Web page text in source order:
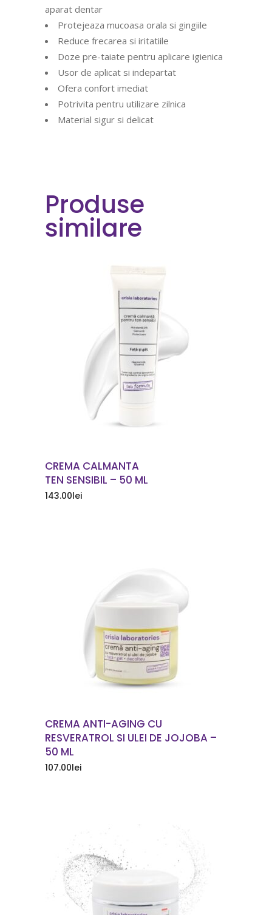
aparat dentar
Protejeaza mucoasa orala si gingiile
Reduce frecarea si iritatiile
Doze pre-taiate pentru aplicare igienica
Usor de aplicat si indepartat
Ofera confort imediat
Potrivita pentru utilizare zilnica
Material sigur si delicat
Produse
similare
COMANDA ACUM
CREMA CALMANTA
TEN SENSIBIL – 50 ML
143.00lei
CREMA ANTI-AGING CU
RESVERATROL SI ULEI DE JOJOBA –
50 ML
107.00lei
COMANDA ACUM